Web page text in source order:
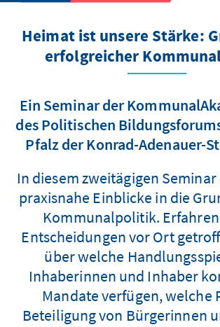
Heimat ist unsere Stärke:
erfolgreicher
Ein Seminar der
des Politischen
Pfalz der Konrad-Adenauer-
In diesem zweitägigen
praxisnahe Einblicke in die
Kommunalpolitik. Erfahren
Entscheidungen vor Ort
über welche
Inhaberinnen und Inhaber
Mandate verfügen, welche
Beteiligung von Bürgerinnen